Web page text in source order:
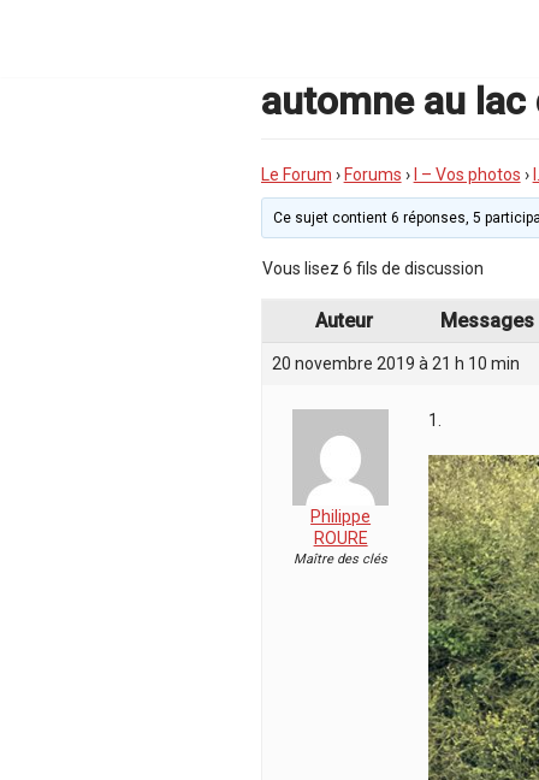
automne au lac
Le Forum › Forums › I – Vos photos ›
Ce sujet contient 6 réponses, 5
Vous lisez 6 fils de discussion
Auteur Messages
20 novembre 2019 à 21 h 10 min
Philippe
ROURE
Maître des clés
1.